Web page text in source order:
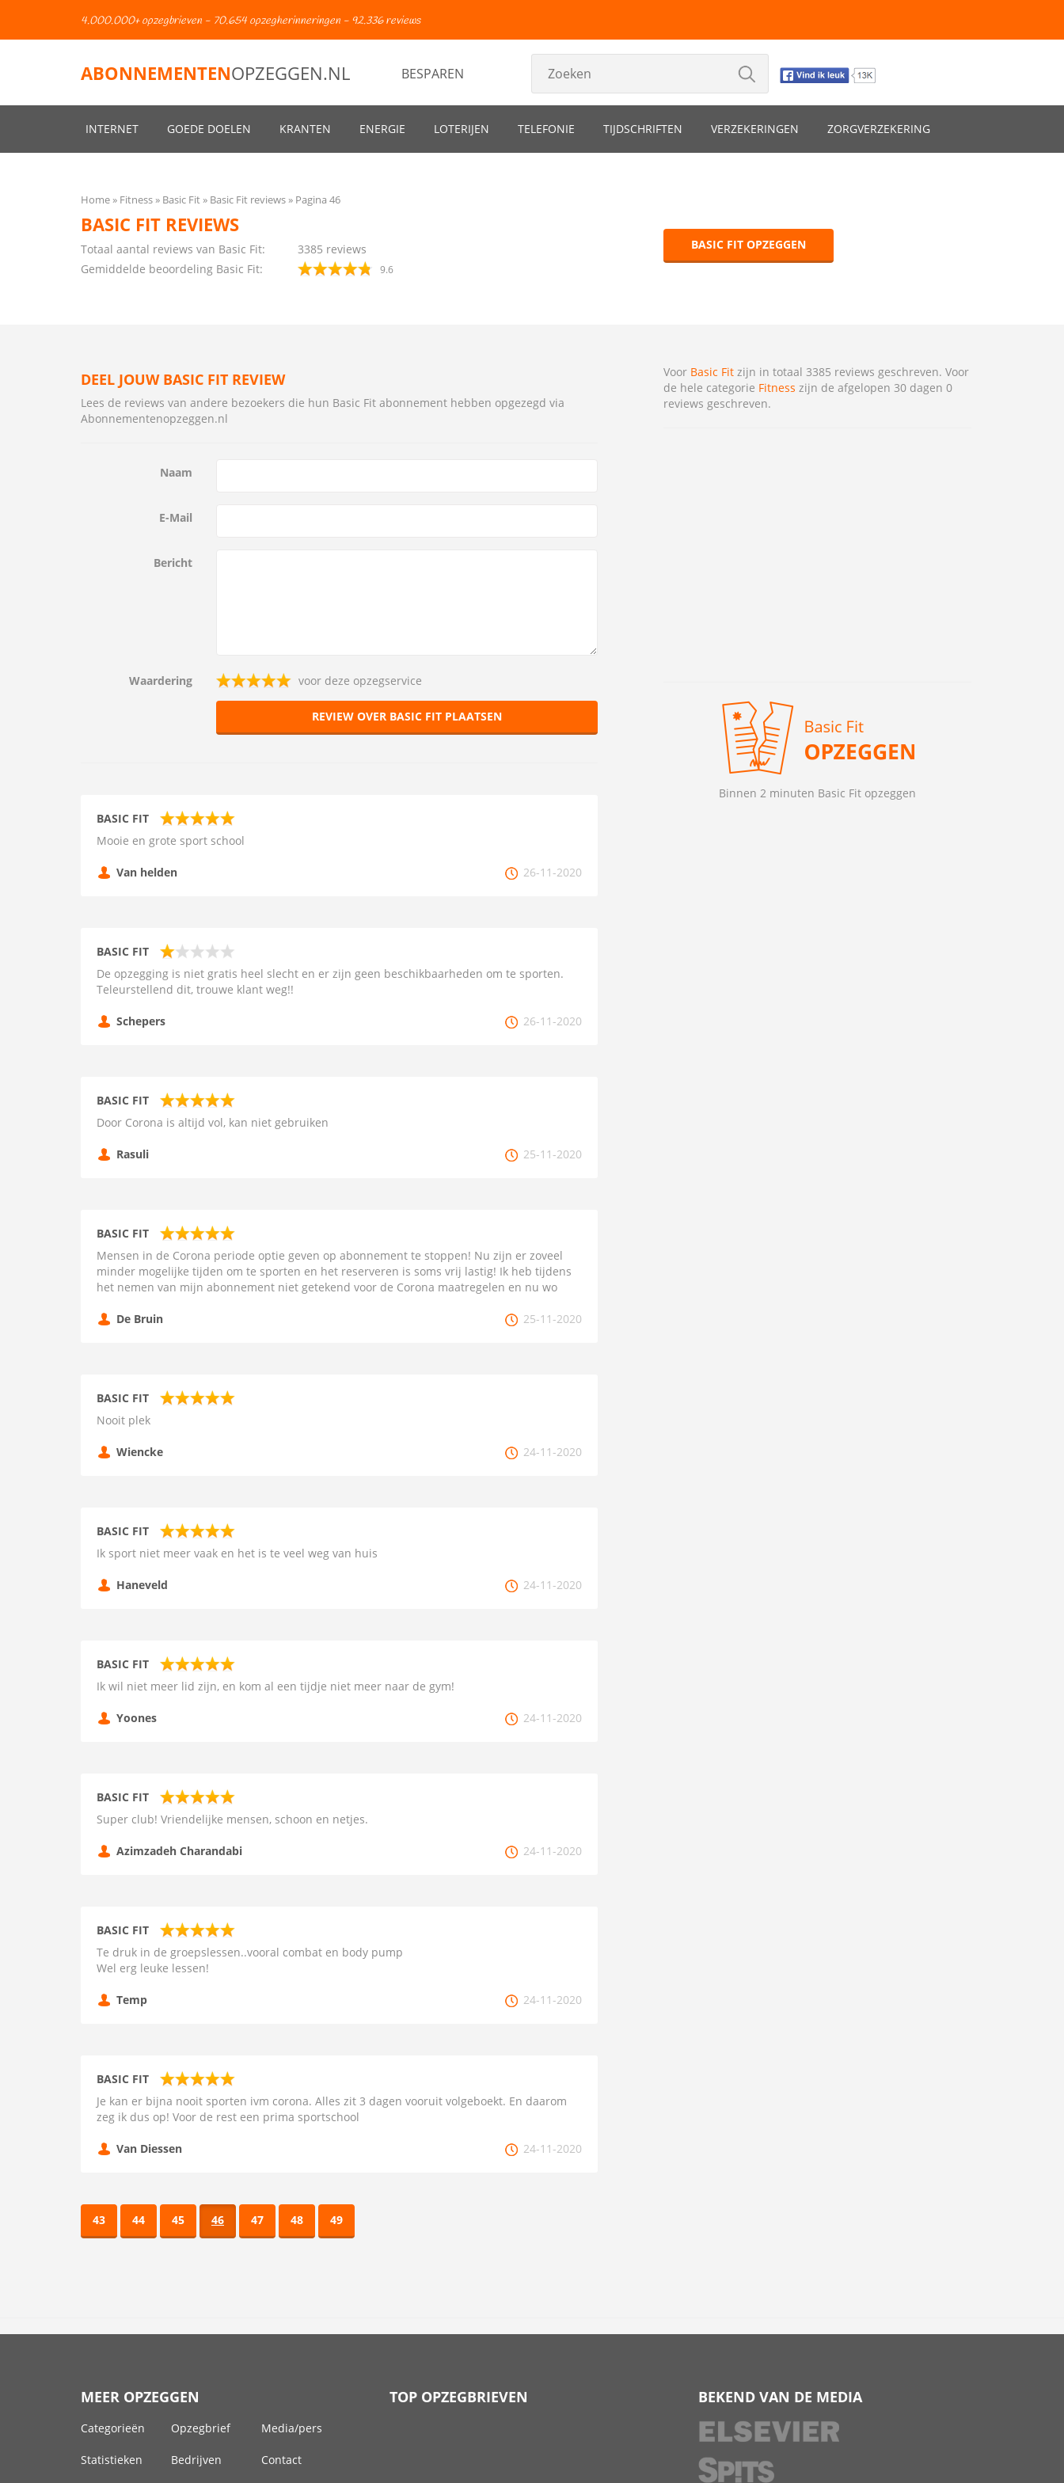
4.000.000+ opzegbrieven - 70.654 opzegherinneringen - 92.336 reviews
ABONNEMENTENOPZEGGEN.NL BESPAREN
INTERNET GOEDE DOELEN KRANTEN ENERGIE LOTERIJEN TELEFONIE TIJDSCHRIFTEN VERZEKERINGEN ZORGVERZEKERING
Home Fitness Basic Fit Basic Fit reviews Pagina 46
BASIC FIT REVIEWS
Totaal aantal reviews van Basic Fit: 3385 reviews
Gemiddelde beoordeling Basic Fit:
9.6
BASIC FIT OPZEGGEN
DEEL JOUW BASIC FIT REVIEW
Lees de reviews van andere bezoekers die hun Basic Fit abonnement hebben opgezegd via
Abonnementenopzeggen.nl
Naam
E-Mail
Bericht
Waardering voor deze opzegservice
REVIEW OVER BASIC FIT PLAATSEN
BASIC FIT
Mooie en grote sport school
Van helden 26-11-2020
BASIC FIT
De opzegging is niet gratis heel slecht en er zijn geen beschikbaarheden om te sporten.
Teleurstellend dit, trouwe klant weg!!
Schepers 26-11-2020
BASIC FIT
Door Corona is altijd vol, kan niet gebruiken
Rasuli 25-11-2020
BASIC FIT
Mensen in de Corona periode optie geven op abonnement te stoppen! Nu zijn er zoveel
minder mogelijke tijden om te sporten en het reserveren is soms vrij lastig! Ik heb tijdens
het nemen van mijn abonnement niet getekend voor de Corona maatregelen en nu wo
De Bruin 25-11-2020
BASIC FIT
Nooit plek
Wiencke 24-11-2020
BASIC FIT
Ik sport niet meer vaak en het is te veel weg van huis
Haneveld 24-11-2020
BASIC FIT
Ik wil niet meer lid zijn, en kom al een tijdje niet meer naar de gym!
Yoones 24-11-2020
BASIC FIT
Super club! Vriendelijke mensen, schoon en netjes.
Azimzadeh Charandabi 24-11-2020
BASIC FIT
Te druk in de groepslessen..vooral combat en body pump
Wel erg leuke lessen!
Temp 24-11-2020
BASIC FIT
Je kan er bijna nooit sporten ivm corona. Alles zit 3 dagen vooruit volgeboekt. En daarom
zeg ik dus op! Voor de rest een prima sportschool
Van Diessen 24-11-2020
43 44 45 46 47 48 49
Voor Basic Fitzijn in totaal 3385 reviews geschreven. Voor
de hele categorie Fitness zijn de afgelopen 30 dagen 0
reviews geschreven.
Binnen 2 minuten Basic Fit opzeggen
MEER OPZEGGEN
Categorieën Opzegbrief Media/pers
Statistieken Bedrijven Contact
TOP OPZEGBRIEVEN BEKEND VAN DE MEDIA